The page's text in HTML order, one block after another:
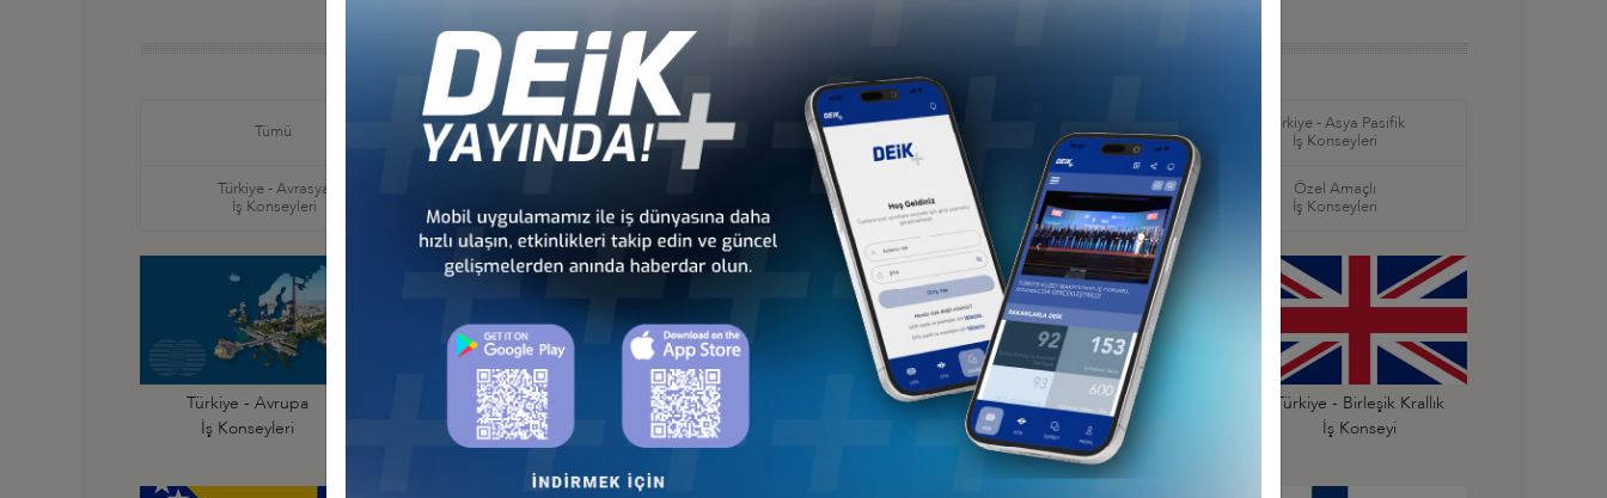
Diğer İş Konseyleri
Tümü
Türkiye - Afrika
İş Konseyleri
Türkiye - Kuzey Amerika
İş Konseyleri
Karayipler İş Konseyleri
Türkiye - Asya Pasifik
İş Konseyleri
Türkiye - Avrasya
İş Konseyleri
İş Konseyleri
Türkiye - Orta Doğu ve
Körfez İş Konseyleri
Sektörel
İş Konseyleri
Özel Amaçlı
İş Konseyleri
Türkiye - Avrupa
İş Konseyleri
Türkiye - Almanya
İş Konseyi
Türkiye - Arnavutluk
İş Konseyi
Türkiye - Avusturya
Türkiye - Belçika
İş Konseyi
Türkiye - Birleşik Krallık
İş Konseyi